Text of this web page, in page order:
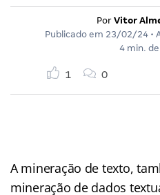
Por Vitor
Publicado em 23/02/24 •
4 min.
1 0
A mineração de texto,
mineração de dados